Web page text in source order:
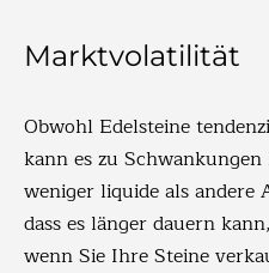
Marktvolatilität
Obwohl Edelsteine
kann es zu
weniger liquide als andere
dass es länger dauern
wenn Sie Ihre Steine